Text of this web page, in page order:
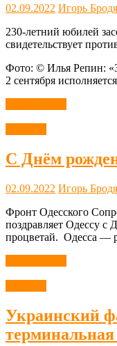
02.09.2022 Игорь
230-летний юбилей
свидетельствует
Фото: © Илья Репин:
2 сентября
С Днём
02.09.2022 Игорь
Фронт Одесского
поздравляет Одессу
процветай. Одесса —
Украинский
терминальная